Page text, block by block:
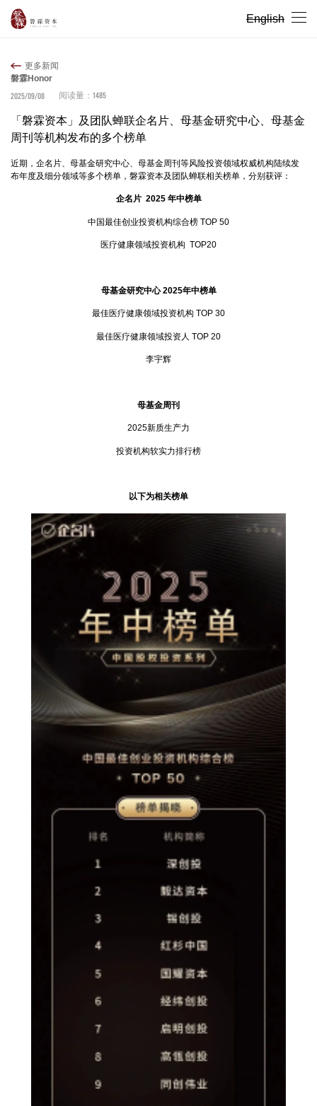
English
更多新闻
磐霖Honor
2025/09/08
阅读量： 1485
「磐霖资本」及团队蝉联企名片、母基金研究中心、母基金
周刊等机构发布的多个榜单
近期，企名片、母基金研究中心、母基金周刊等风险投资领域权威机构陆续发
布年度及细分领域等多个榜单，磐霖资本及团队蝉联相关榜单，分别获评：
企名片 2025 年中榜单
中国最佳创业投资机构综合榜 TOP 50
医疗健康领域投资机构 TOP20
母基金研究中心 2025年中榜单
最佳医疗健康领域投资机构 TOP 30
最佳医疗健康领域投资人 TOP 20
李宇辉
母基金周刊
2025新质生产力
投资机构软实力排行榜
以下为相关榜单